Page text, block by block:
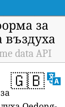
за
въздуха
data API
🇬🇧